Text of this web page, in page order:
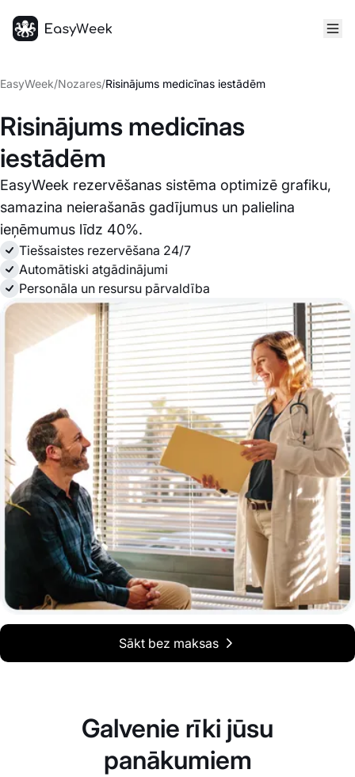
EasyWeek/Nozares/Risinājums medicīnas iestādēm
Risinājums medicīnas
iestādēm
EasyWeek rezervēšanas sistēma optimizē grafiku,
samazina neierašanās gadījumus un palielina
ieņēmumus līdz 40%.
Tiešsaistes rezervēšana 24/7
Automātiski atgādinājumi
Personāla un resursu pārvaldība
Sākt bez maksas
Galvenie rīki jūsu
panākumiem